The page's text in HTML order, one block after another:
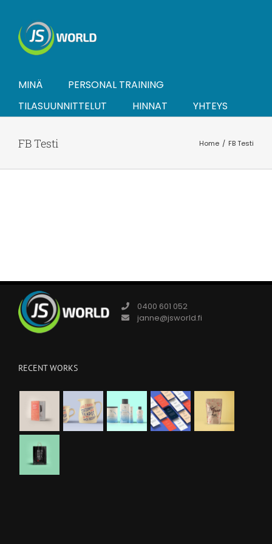
content
MINÄ
PERSONAL TRAINING
TILASUUNNITTELUT
HINNAT YHTEYS
FB Testi Home FB Testi
0400 601 052
janne@jsworld.fi
RECENT WORKS